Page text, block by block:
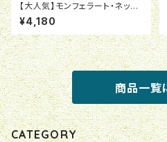
【大人気】モンフェラート・ネッビ
オーロ「ブルム」2021 スカリオ
ーラ＜13711＞
¥4,180
商品一覧
CATEGORY